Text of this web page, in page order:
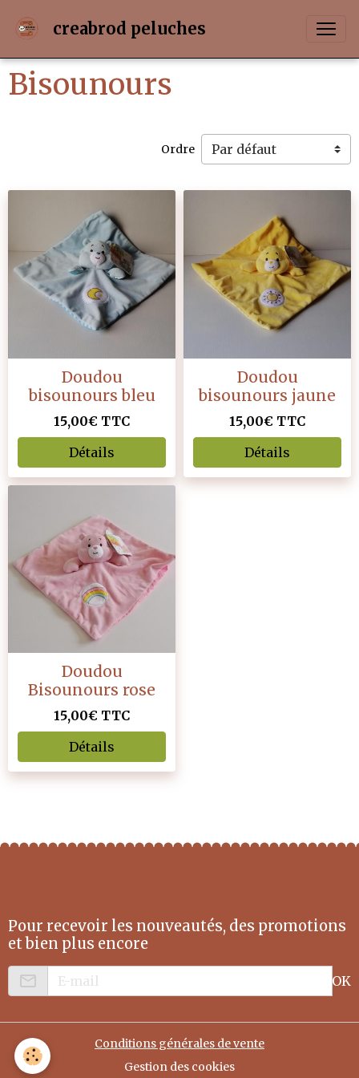
creabrod peluches
Bisounours
Ordre
Doudou
bisounours bleu
15,00€ TTC
Détails
Doudou
bisounours jaune
15,00€ TTC
Détails
Doudou
Bisounours rose
15,00€ TTC
Détails
Pour recevoir les nouveautés, des promotions
et bien plus encore
OK
Conditions générales de vente
Gestion des cookies